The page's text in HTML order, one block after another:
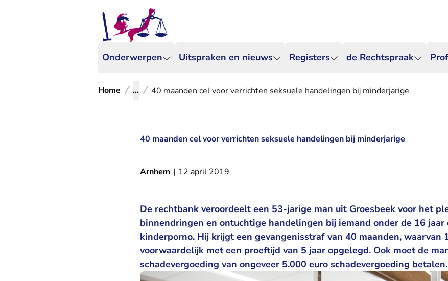
Onderwerpen Uitspraken en nieuws Registers de Rechtspraak
Home ... 40 maanden cel voor verrichten seksuele handelingen bij minderjarige
40 maanden cel voor verrichten seksuele handelingen bij minderjarige
Arnhem | 12 april 2019
De rechtbank veroordeelt een 53-jarige man uit Groesbeek voor het
binnendringen en ontuchtige handelingen bij iemand onder de 16 jaar
kinderporno. Hij krijgt een gevangenisstraf van 40 maanden, waarvan
voorwaardelijk met een proeftijd van 5 jaar opgelegd. Ook moet de
schadevergoeding van ongeveer 5.000 euro schadevergoeding betalen.